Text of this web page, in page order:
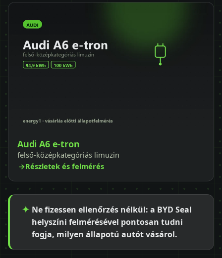
Audi A6 e-tron
felső-középkategóriás limuzin
Részletek és felmérés
Ne fizessen ellenőrzés nélkül: a BYD Seal
helyszíni felmérésével pontosan tudni
fogja, milyen állapotú autót vásárol.